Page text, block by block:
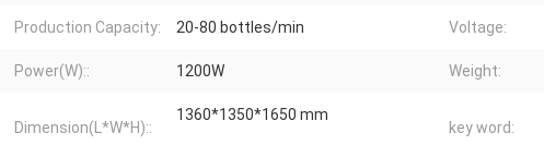
Production Capacity: 20-80 bottles/min Voltage:
Power(W):: 1200W Weight:
Dimension(L*W*H)::
1360*1350*1650 mm
key word: